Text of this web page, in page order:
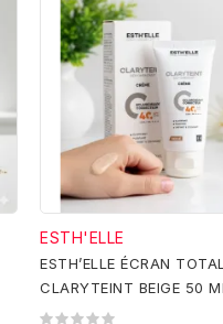
ESTH'ELLE
ESTH’ELLE ÉCRAN
CLARYTEINT BEIGE 50